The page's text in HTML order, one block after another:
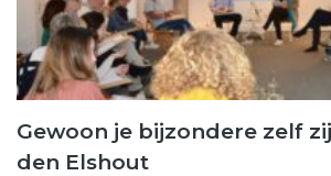
Gewoon je bijzondere zelf
den Elshout